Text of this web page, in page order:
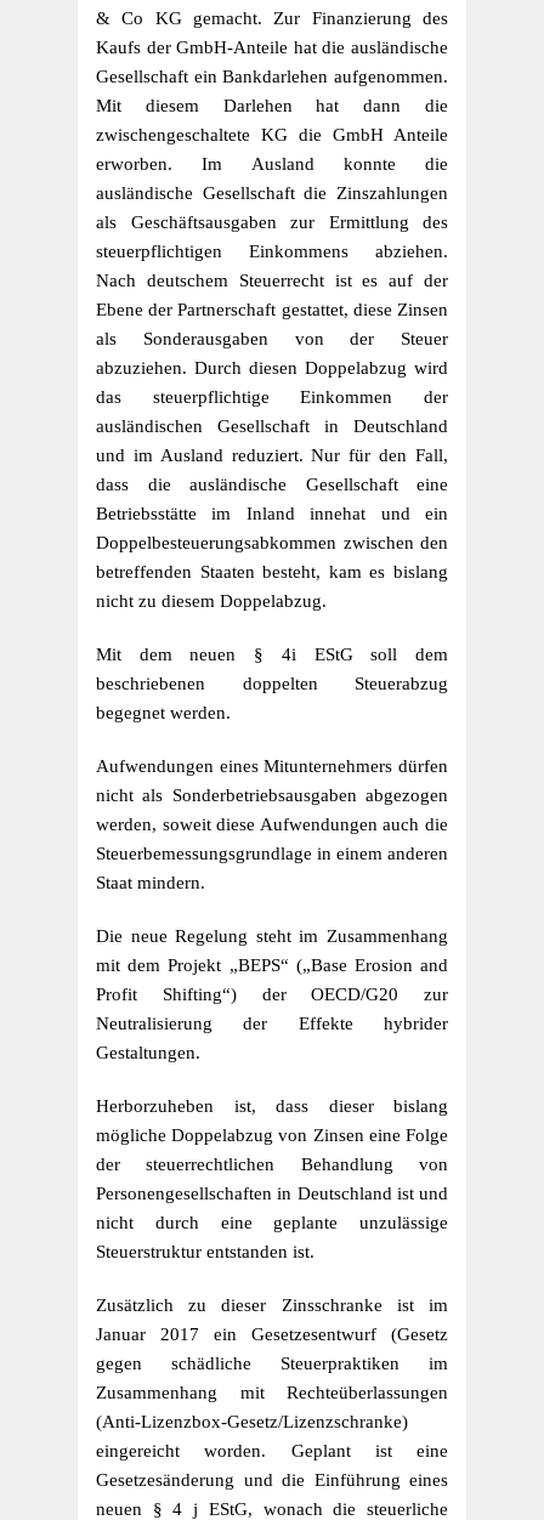
& Co KG gemacht. Zur Finanzierung des
Kaufs der GmbH-Anteile hat die ausländische
Gesellschaft ein Bankdarlehen aufgenommen.
Mit diesem Darlehen hat dann die
zwischengeschaltete KG die GmbH Anteile
erworben. Im Ausland konnte die
ausländische Gesellschaft die Zinszahlungen
als Geschäftsausgaben zur Ermittlung des
steuerpflichtigen Einkommens abziehen.
Nach deutschem Steuerrecht ist es auf der
Ebene der Partnerschaft gestattet, diese Zinsen
als Sonderausgaben von der Steuer
abzuziehen. Durch diesen Doppelabzug wird
das steuerpflichtige Einkommen der
ausländischen Gesellschaft in Deutschland
und im Ausland reduziert. Nur für den Fall,
dass die ausländische Gesellschaft eine
Betriebsstätte im Inland innehat und ein
Doppelbesteuerungsabkommen zwischen den
betreffenden Staaten besteht, kam es bislang
nicht zu diesem Doppelabzug.
Mit dem neuen § 4i EStG soll dem
beschriebenen doppelten Steuerabzug
begegnet werden.
Aufwendungen eines Mitunternehmers dürfen
nicht als Sonderbetriebsausgaben abgezogen
werden, soweit diese Aufwendungen auch die
Steuerbemessungsgrundlage in einem anderen
Staat mindern.
Die neue Regelung steht im Zusammenhang
mit dem Projekt „BEPS“ („Base Erosion and
Profit Shifting“) der OECD/G20 zur
Neutralisierung der Effekte hybrider
Gestaltungen.
Herborzuheben ist, dass dieser bislang
mögliche Doppelabzug von Zinsen eine Folge
der steuerrechtlichen Behandlung von
Personengesellschaften in Deutschland ist und
nicht durch eine geplante unzulässige
Steuerstruktur entstanden ist.
Zusätzlich zu dieser Zinsschranke ist im
Januar 2017 ein Gesetzesentwurf (Gesetz
gegen schädliche Steuerpraktiken im
Zusammenhang mit Rechteüberlassungen
(Anti-Lizenzbox-Gesetz/Lizenzschranke)
eingereicht worden. Geplant ist eine
Gesetzesänderung und die Einführung eines
neuen § 4 j EStG, wonach die steuerliche